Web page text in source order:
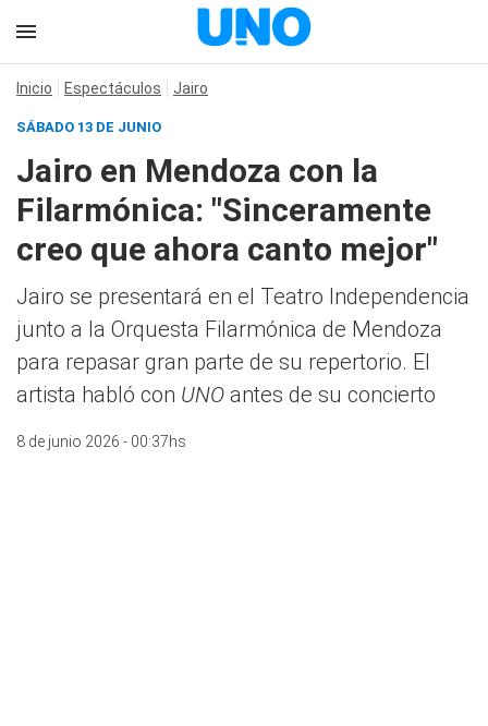
Inicio Espectáculos Jairo
SÁBADO 13 DE JUNIO
Jairo en Mendoza con la
Filarmónica: "Sinceramente
creo que ahora canto mejor"
Jairo se presentará en el Teatro Independencia
junto a la Orquesta Filarmónica de Mendoza
para repasar gran parte de su repertorio. El
artista habló con UNO antes de su concierto
8 de junio 2026 - 00:37hs